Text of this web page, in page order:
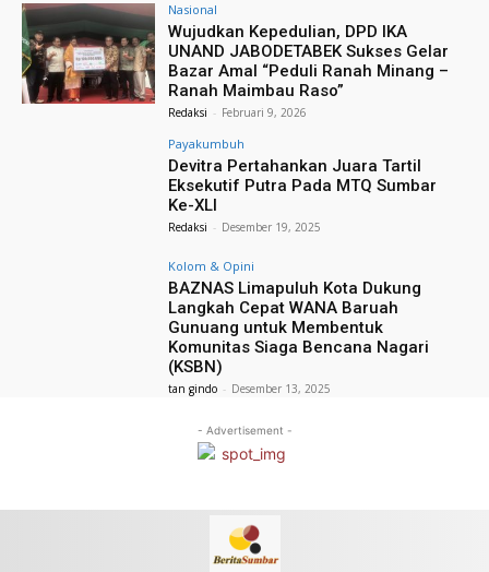
Nasional
Wujudkan Kepedulian, DPD IKA
UNAND JABODETABEK Sukses Gelar
Bazar Amal “Peduli Ranah Minang –
Ranah Maimbau Raso”
Redaksi - Februari 9, 2026
Payakumbuh
Devitra Pertahankan Juara Tartil
Eksekutif Putra Pada MTQ Sumbar
Ke-XLI
Redaksi - Desember 19, 2025
Kolom & Opini
BAZNAS Limapuluh Kota Dukung
Langkah Cepat WANA Baruah
Gunuang untuk Membentuk
Komunitas Siaga Bencana Nagari
(KSBN)
tan gindo - Desember 13, 2025
- Advertisement -